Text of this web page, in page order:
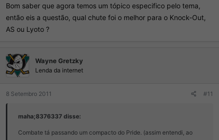
Bom saber que agora temos um tópico especifico pelo tema,
então eis a questão, qual chute foi o melhor para o Knock-Out,
AS ou Lyoto ?
Wayne Gretzky
Lenda da internet
8 Setembro 2011 #11
maha;8376337 disse:
Combate tá passando um compacto do Pride. (assim entendi, ao